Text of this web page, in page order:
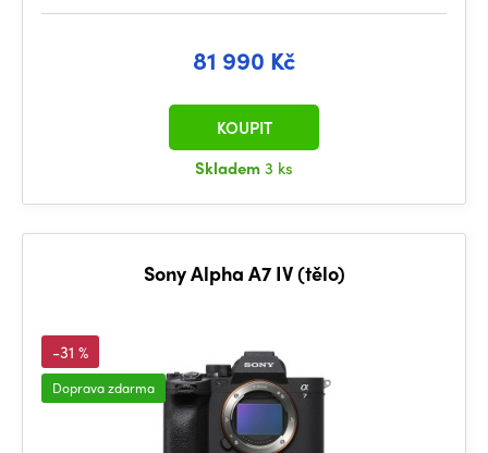
81 990 Kč
Skladem3 ks
KOUPIT
Sony Alpha A7 IV (tělo)
-31 %
Doprava zdarma